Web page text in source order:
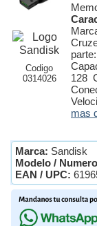
Codigo
0314026
128
mas
Marca: Sandisk
Modelo /
EAN / UPC: